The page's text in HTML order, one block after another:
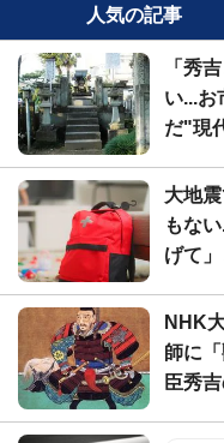
人気の記事
「秀
い...お
だ"現
大地
もな
げて
NHK
師に
臣秀